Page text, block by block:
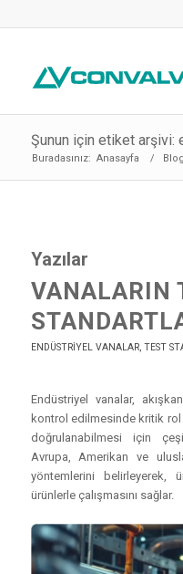
Şunun için etiket arşivi:
Buradasınız: Anasayfa / Blog
Yazılar
VANALARIN
ENDÜSTRIYEL VANALAR, TEST
Endüstriyel vanalar,
kontrol edilmesinde kritik rol
doğrulanabilmesi için
Avrupa, Amerikan ve
yöntemlerini belirleyerek,
ürünlerle çalışmasını sağlar.